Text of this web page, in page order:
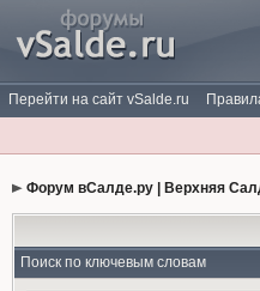
Перейти на сайт vSalde.ru
Форум вСалде.ру | Верхняя
Поиск по ключевым словам